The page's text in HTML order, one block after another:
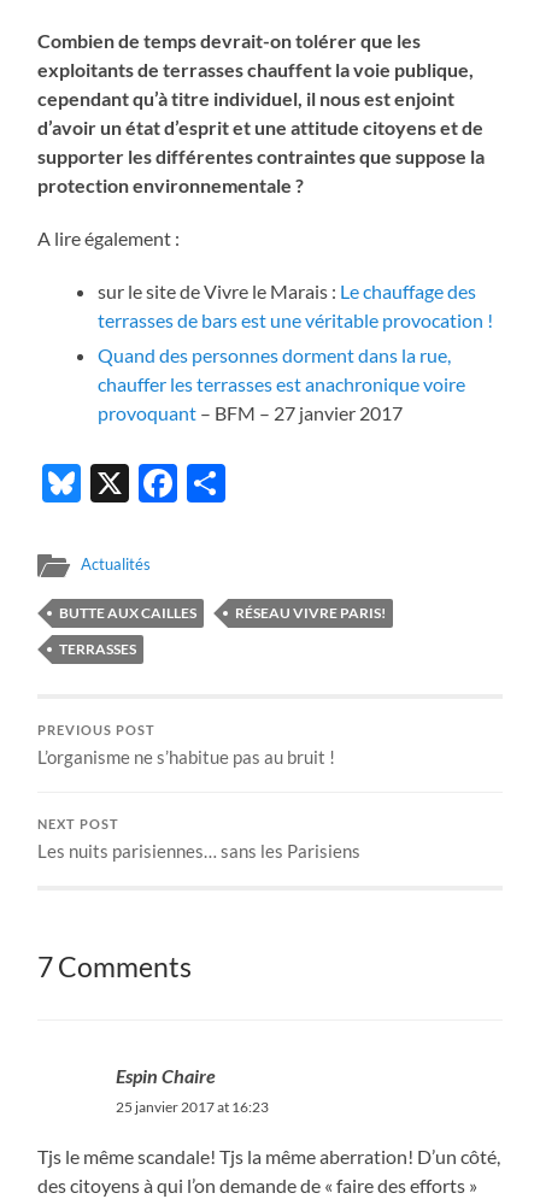
Combien de temps devrait-on tolérer que les
exploitants de terrasses chauffent la voie publique,
cependant qu’à titre individuel, il nous est enjoint
d’avoir un état d’esprit et une attitude citoyens et de
supporter les différentes contraintes que suppose la
protection environnementale ?
A lire également :
sur le site de Vivre le Marais : Le chauffage des
terrasses de bars est une véritable provocation !
Quand des personnes dorment dans la rue,
chauffer les terrasses est anachronique voire
provoquant – BFM – 27 janvier 2017
Bluesky
X Facebook
Actualités
BUTTE AUX CAILLES
RÉSEAU VIVRE PARIS!
TERRASSES
PREVIOUS POST
L’organisme ne s’habitue pas au bruit !
NEXT POST
Les nuits parisiennes… sans les Parisiens
7 Comments
Espin Chaire
25 janvier 2017 at 16:23
Tjs le même scandale! Tjs la même aberration! D’un côté,
des citoyens à qui l’on demande de « faire des efforts »